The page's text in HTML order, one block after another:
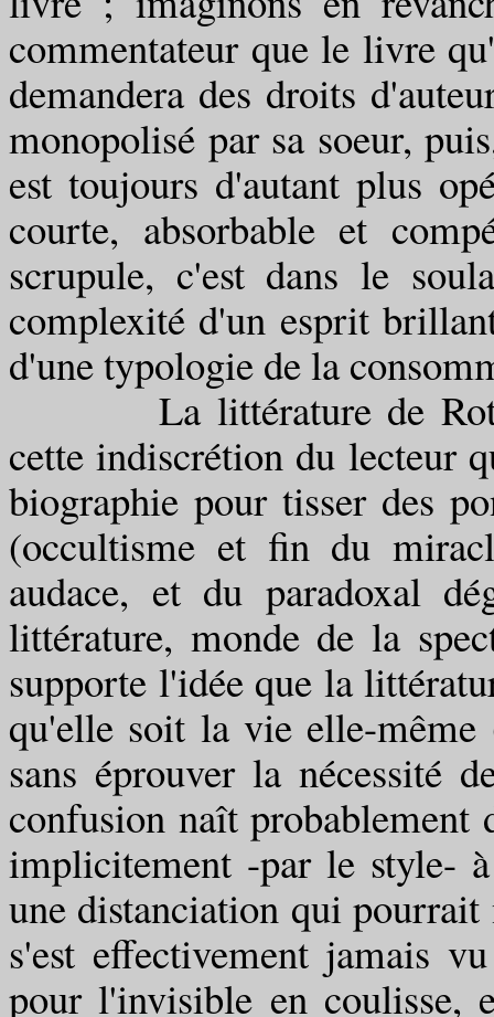
commentateur que le livre
demandera des droits
monopolisé par sa soeur,
est toujours d'autant plus
courte, absorbable et
scrupule, c'est dans le
complexité d'un esprit
d'une typologie de la
La littérature de Roth,
cette indiscrétion du lecteur
biographie pour tisser des
(occultisme et fin du
audace, et du paradoxal
littérature, monde de la
supporte l'idée que la
qu'elle soit la vie elle-même
sans éprouver la nécessité
confusion naît
implicitement -par le style-
une distanciation qui
s'est effectivement jamais
pour l'invisible en coulisse,